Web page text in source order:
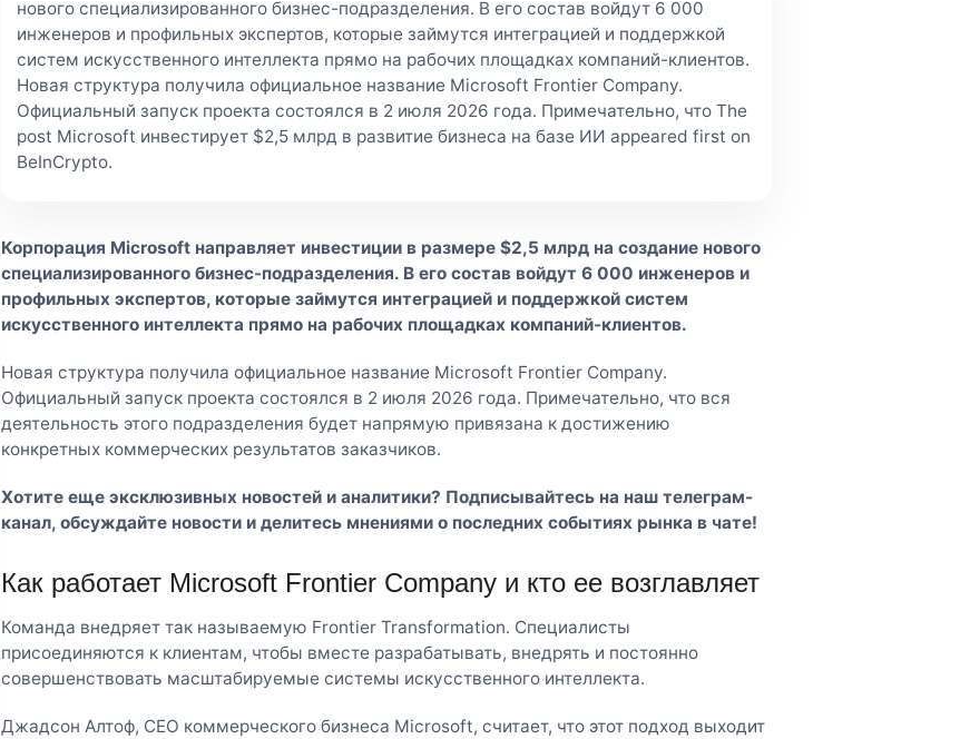
нового специализированного бизнес-подразделения. В его состав войдут 6 000
инженеров и профильных экспертов, которые займутся интеграцией и поддержкой
систем искусственного интеллекта прямо на рабочих площадках компаний-клиентов.
Новая структура получила официальное название Microsoft Frontier Company.
Официальный запуск проекта состоялся в 2 июля 2026 года. Примечательно, что The
post Microsoft инвестирует $2,5 млрд в развитие бизнеса на базе ИИ appeared first on
BeInCrypto.
Корпорация Microsoft направляет инвестиции в размере $2,5 млрд на создание нового
специализированного бизнес-подразделения. В его состав войдут 6 000 инженеров и
профильных экспертов, которые займутся интеграцией и поддержкой систем
искусственного интеллекта прямо на рабочих площадках компаний-клиентов.
Новая структура получила официальное название Microsoft Frontier Company.
Официальный запуск проекта состоялся в 2 июля 2026 года. Примечательно, что вся
деятельность этого подразделения будет напрямую привязана к достижению
конкретных коммерческих результатов заказчиков.
Хотите еще эксклюзивных новостей и аналитики? Подписывайтесь на наштелеграм-
канал, обсуждайте новости и делитесь мнениями о последних событиях рынка в чате!
Как работает Microsoft Frontier Company и кто ее возглавляет
Команда внедряет так называемую Frontier Transformation. Специалисты
присоединяются к клиентам, чтобы вместе разрабатывать, внедрять и постоянно
совершенствовать масштабируемые системы искусственного интеллекта.
Джадсон Алтоф, CEO коммерческого бизнеса Microsoft, считает, что этот подход выходит